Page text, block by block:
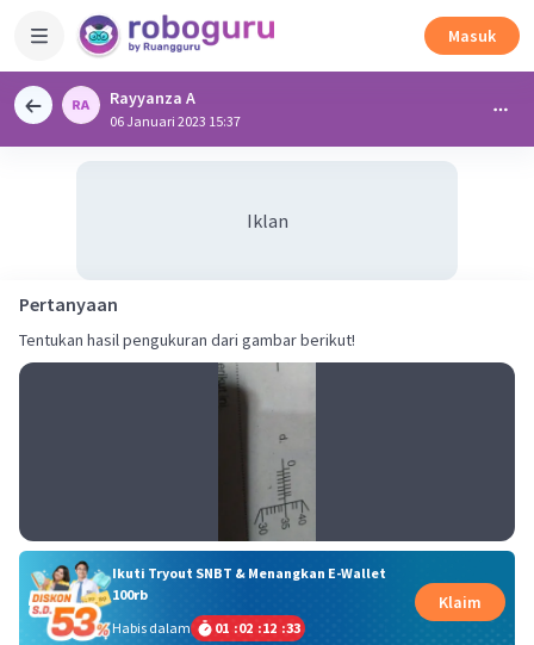
Masuk
Rayyanza A
06 Januari 2023 15:37
Iklan
Pertanyaan
Ikuti Tryout SNBT & Menangkan E-Wallet
100rb
Habis dalam
01 :02 :12 :33
Klaim